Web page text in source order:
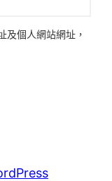
及個人網站網址，